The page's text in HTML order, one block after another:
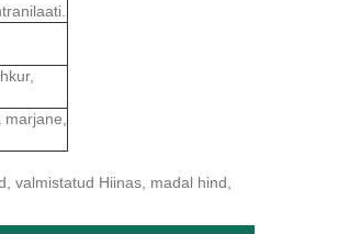
valmistatud Hiinas, madal hind,